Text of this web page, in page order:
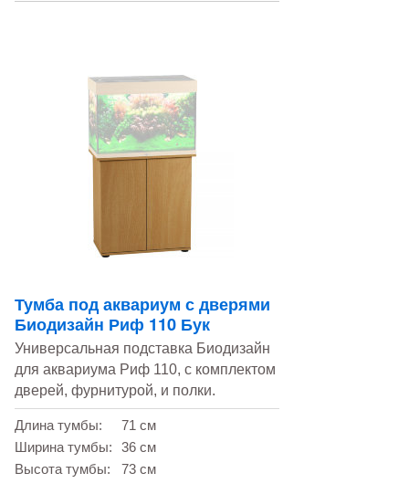
Тумба под аквариум с дверями
Биодизайн Риф 110 Бук
Универсальная подставка Биодизайн
для аквариума Риф 110, с комплектом
дверей, фурнитурой, и полки.
Длина тумбы:
71 см
Ширина тумбы:
36 см
Высота тумбы:
73 см